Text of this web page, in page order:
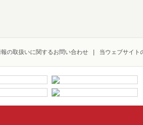
の取扱いに関するお問い合わせ 当ウェブサイト